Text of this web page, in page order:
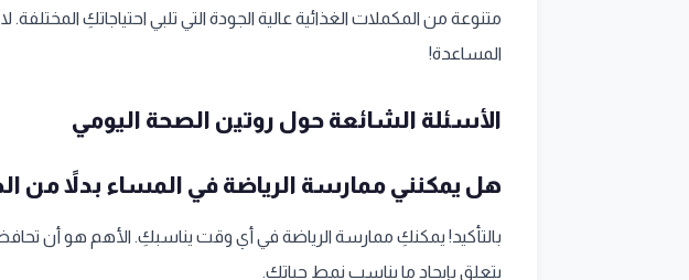
متنوعة من المكملات الغذائية عالية الجودة التي تلبي احتياجاتكِ
المساعدة!
الأسئلة الشائعة حول روتين الصحة اليومي
هل يمكنني ممارسة الرياضة في المساء بدلاً من
بالتأكيد! يمكنكِ ممارسة الرياضة في أي وقت يناسبكِ. الأهم هو أن
يتعلق بإيجاد ما يناسب نمط حياتكِ.